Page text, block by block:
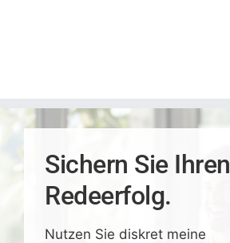
Sichern Sie Ihren
Redeerfolg.
Nutzen Sie diskretmeine